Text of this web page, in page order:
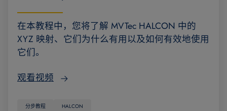
在本教程中，您将了解 MVTec HALCON 中的
XYZ 映射、它们为什么有用以及如何有效地使用
它们。
观看视频
分步教程 HALCON